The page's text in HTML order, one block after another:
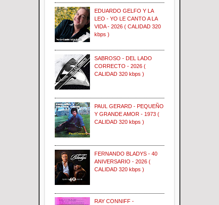
EDUARDO GELFO Y LA
LEO - YO LE CANTO A LA
VIDA - 2026 ( CALIDAD 320
kbps )
SABROSO - DEL LADO
CORRECTO - 2026 (
CALIDAD 320 kbps )
PAUL GERARD - PEQUEÑO
Y GRANDE AMOR - 1973 (
CALIDAD 320 kbps )
FERNANDO BLADYS - 40
ANIVERSARIO - 2026 (
CALIDAD 320 kbps )
RAY CONNIFF -